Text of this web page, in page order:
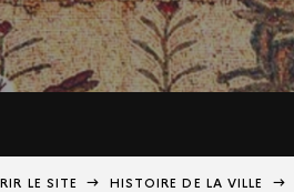
LE SITE HISTOIRE DE LA VILLE